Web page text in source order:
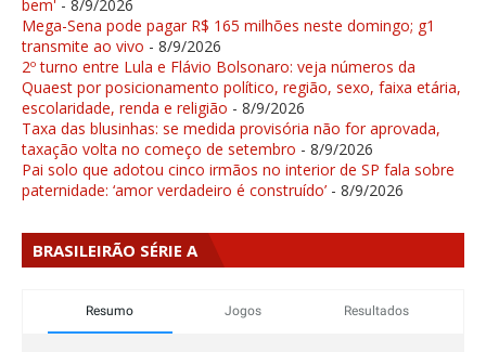
bem' - 8/9/2026
Mega-Sena pode pagar R$ 165 milhões neste domingo; g1
transmite ao vivo - 8/9/2026
2º turno entre Lula e Flávio Bolsonaro: veja números da
Quaest por posicionamento político, região, sexo, faixa etária,
escolaridade, renda e religião - 8/9/2026
Taxa das blusinhas: se medida provisória não for aprovada,
taxação volta no começo de setembro - 8/9/2026
Pai solo que adotou cinco irmãos no interior de SP fala sobre
paternidade: ‘amor verdadeiro é construído’ - 8/9/2026
BRASILEIRÃO SÉRIE A
Resumo Jogos Resultados